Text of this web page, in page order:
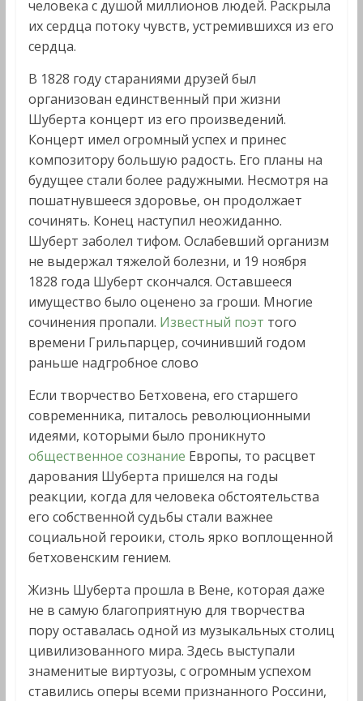
человека с душой миллионов людей. Раскрыла
их сердца потоку чувств, устремившихся из его
сердца.
В 1828 году стараниями друзей был
организован единственный при жизни
Шуберта концерт из его произведений.
Концерт имел огромный успех и принес
композитору большую радость. Его планы на
будущее стали более радужными. Несмотря на
пошатнувшееся здоровье, он продолжает
сочинять. Конец наступил неожиданно.
Шуберт заболел тифом. Ослабевший организм
не выдержал тяжелой болезни, и 19 ноября
1828 года Шуберт скончался. Оставшееся
имущество было оценено за гроши. Многие
сочинения пропали. Известный поэт того
времени Грильпарцер, сочинивший годом
раньше надгробное слово
Если творчество Бетховена, его старшего
современника, питалось революционными
идеями, которыми было проникнуто
общественное сознание Европы, то расцвет
дарования Шуберта пришелся на годы
реакции, когда для человека обстоятельства
его собственной судьбы стали важнее
социальной героики, столь ярко воплощенной
бетховенским гением.
Жизнь Шуберта прошла в Вене, которая даже
не в самую благоприятную для творчества
пору оставалась одной из музыкальных столиц
цивилизованного мира. Здесь выступали
знаменитые виртуозы, с огромным успехом
ставились оперы всеми признанного Россини,